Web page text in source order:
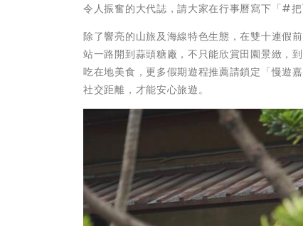
令人振奮的大代誌，請大家在行事曆寫下「#
除了響亮的山旅及海線特色生態，在雙十連假
站一路開到蒜頭糖廠，不只能欣賞田園景緻，
吃在地美食，更多假期遊程推薦請鎖定「慢遊
社交距離，才能安心旅遊。